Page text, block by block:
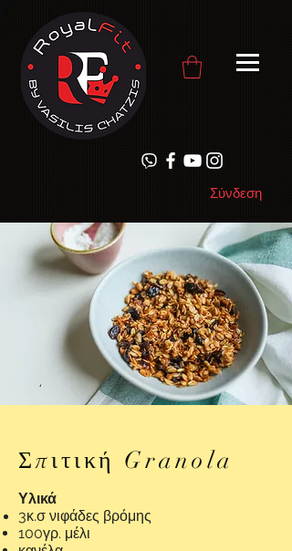
Σύνδεση
Σπιτική Granola
Υλικά
3κ.σ νιφάδες βρόμης
100γρ. μέλι